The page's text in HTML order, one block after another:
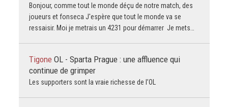
Bonjour, comme tout le monde déçu de notre match, des
joueurs et fonseca J'espère que tout le monde va se
ressaisir. Moi je metrais un 4231 pour démarrer Je mets…
Tigone OL - Sparta Prague : une affluence qui
continue de grimper
Les supporters sont la vraie richesse de l’OL